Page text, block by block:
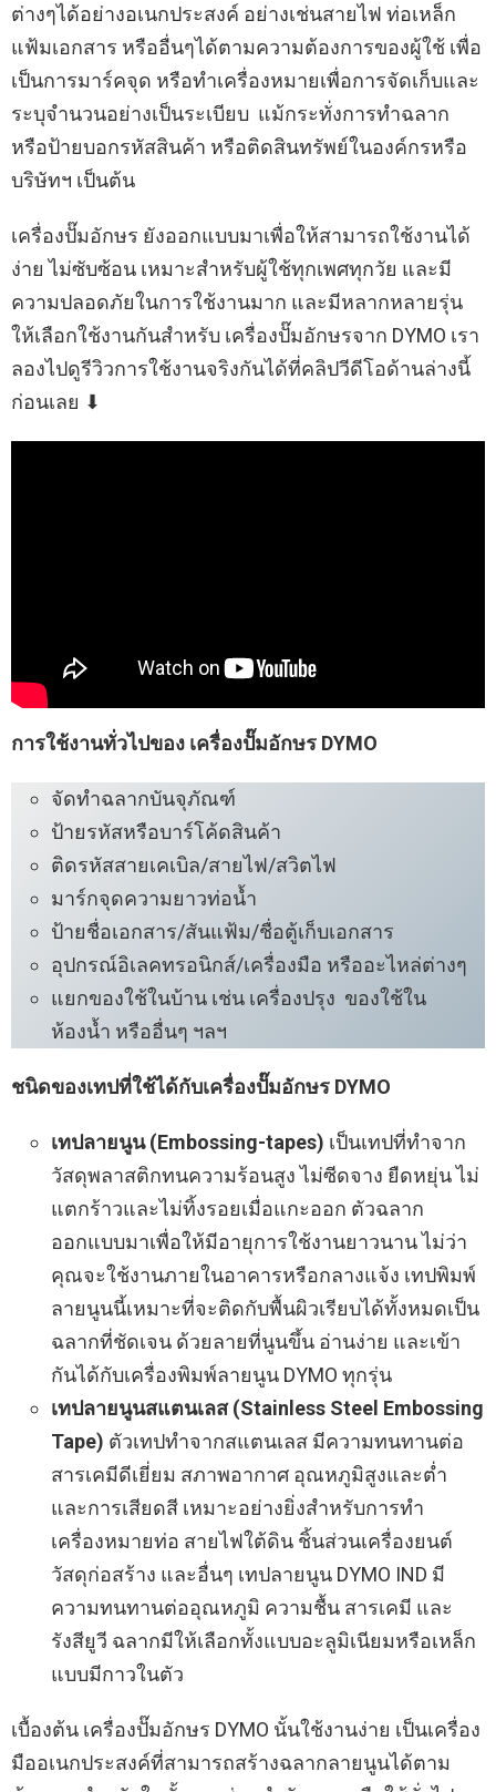
ต่างๆได้อย่างอเนกประสงค์ อย่างเช่นสายไฟ ท่อเหล็ก
แฟ้มเอกสาร หรืออื่นๆได้ตามความต้องการของผู้ใช้ เพื่อ
เป็นการมาร์คจุด หรือทำเครื่องหมายเพื่อการจัดเก็บและ
ระบุจำนวนอย่างเป็นระเบียบ แม้กระทั่งการทำฉลาก
หรือป้ายบอกรหัสสินค้า หรือติดสินทรัพย์ในองค์กรหรือ
บริษัทฯ เป็นต้น
เครื่องปั๊มอักษร ยังออกแบบมาเพื่อให้สามารถใช้งานได้
ง่าย ไม่ซับซ้อน เหมาะสำหรับผู้ใช้ทุกเพศทุกวัย และมี
ความปลอดภัยในการใช้งานมาก และมีหลากหลายรุ่น
ให้เลือกใช้งานกันสำหรับ เครื่องปั๊มอักษรจาก DYMO เรา
ลองไปดูรีวิวการใช้งานจริงกันได้ที่คลิปวีดีโอด้านล่างนี้
ก่อนเลย ⬇︎
การใช้งานทั่วไปของ เครื่องปั๊มอักษร DYMO
จัดทำฉลากบันจุภัณฑ์
ป้ายรหัสหรือบาร์โค้ดสินค้า
ติดรหัสสายเคเบิล/สายไฟ/สวิตไฟ
มาร์กจุดความยาวท่อน้ำ
ป้ายชื่อเอกสาร/สันแฟ้ม/ชื่อตู้เก็บเอกสาร
อุปกรณ์อิเลคทรอนิกส์/เครื่องมือ หรืออะไหล่ต่างๆ
แยกของใช้ในบ้าน เช่น เครื่องปรุง ของใช้ใน
ห้องน้ำ หรืออื่นๆ ฯลฯ
ชนิดของเทปที่ใช้ได้กับเครื่องปั๊มอักษร DYMO
เทปลายนูน (Embossing-tapes) เป็นเทปที่ทำจาก
วัสดุพลาสติกทนความร้อนสูง ไม่ซีดจาง ยืดหยุ่น ไม่
แตกร้าวและไม่ทิ้งรอยเมื่อแกะออก ตัวฉลาก
ออกแบบมาเพื่อให้มีอายุการใช้งานยาวนาน ไม่ว่า
คุณจะใช้งานภายในอาคารหรือกลางแจ้ง เทปพิมพ์
ลายนูนนี้เหมาะที่จะติดกับพื้นผิวเรียบได้ทั้งหมดเป็น
ฉลากที่ชัดเจน ด้วยลายที่นูนขึ้น อ่านง่าย และเข้า
กันได้กับเครื่องพิมพ์ลายนูน DYMO ทุกรุ่น
เทปลายนูนสแตนเลส (Stainless Steel Embossing
Tape) ตัวเทปทำจากสแตนเลส มีความทนทานต่อ
สารเคมีดีเยี่ยม สภาพอากาศ อุณหภูมิสูงและต่ำ
และการเสียดสี เหมาะอย่างยิ่งสำหรับการทำ
เครื่องหมายท่อ สายไฟใต้ดิน ชิ้นส่วนเครื่องยนต์
วัสดุก่อสร้าง และอื่นๆ เทปลายนูน DYMO IND มี
ความทนทานต่ออุณหภูมิ ความชื้น สารเคมี และ
รังสียูวี ฉลากมีให้เลือกทั้งแบบอะลูมิเนียมหรือเหล็ก
แบบมีกาวในตัว
เบื้องต้น เครื่องปั๊มอักษร DYMO นั้นใช้งานง่าย เป็นเครื่อง
มืออเนกประสงค์ที่สามารถสร้างฉลากลายนูนได้ตาม